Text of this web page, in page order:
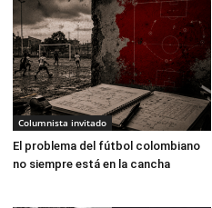
Columnista invitado
El problema del fútbol colombiano
no siempre está en la cancha